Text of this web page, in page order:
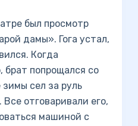
был просмотр
дамы». Гога устал,
Когда
брат попрощался со
сел за руль
отговаривали его,
машиной с